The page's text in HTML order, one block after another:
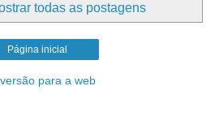
todas as postagens
Página inicial
para a web